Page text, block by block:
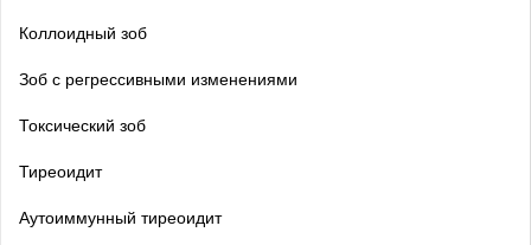
Коллоидный зоб
Зоб с регрессивными изменениями
Токсический зоб
Тиреоидит
Аутоиммунный тиреоидит